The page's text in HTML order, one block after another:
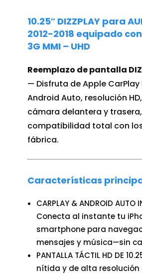
10.25″DIZZPLAY para
2012-2018 equipado
3G MMI– UHD
Reemplazo de pantalla
— Disfruta de Apple
Android Auto, resolución
cámara delantera y
compatibilidad total con
fábrica.
Características
CARPLAY & ANDROID AUTO
Conecta al instante tu
smartphone para
mensajes y música—sin
PANTALLA TÁCTIL HD DE
nítida y de alta